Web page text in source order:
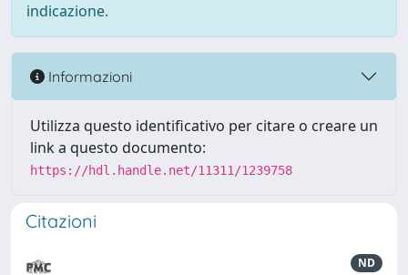
indicazione.
Informazioni
Utilizza questo identificativo per citare o creare un
link a questo documento:
https://hdl.handle.net/11311/1239758
Citazioni
ND